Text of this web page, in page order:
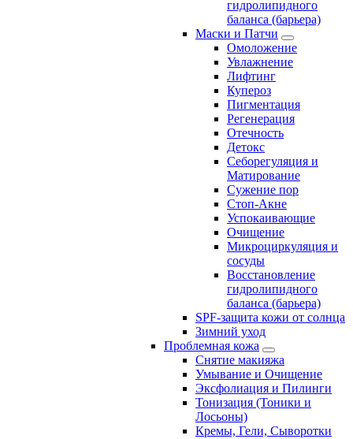
гидролипидного
баланса (барьера)
Маски и Патчи
Омоложение
Увлажнение
Лифтинг
Купероз
Пигментация
Регенерация
Отечность
Детокс
Себорегуляция и
Матирование
Сужение пор
Стоп-Акне
Успокаивающие
Очищение
Микроциркуляция и
сосуды
Восстановление
гидролипидного
баланса (барьера)
SPF-защита кожи от солнца
Зимний уход
Проблемная кожа
Снятие макияжа
Умывание и Очищение
Эксфолиация и Пилинги
Тонизация (Тоники и
Лосьоны)
Кремы, Гели, Сыворотки